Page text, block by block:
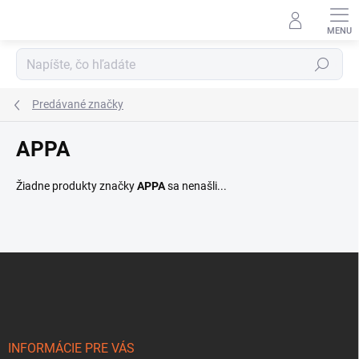
Hľadať
Predávané značky
APPA
Žiadne produkty značkyAPPAsa nenašli...
INFORMÁCIE PRE VÁS